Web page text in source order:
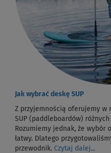
Jak wybrać deskę SUP
Z przyjemnością oferujemy w
SUP (paddleboardów)
Rozumiemy jednak, że
łatwy. Dlatego
przewodnik. Czytaj dalej...